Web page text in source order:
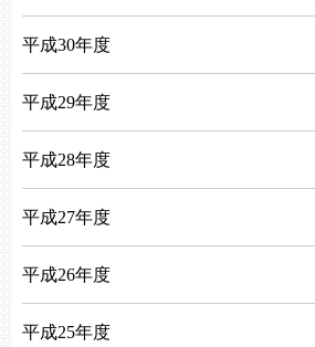
平成30年度
平成29年度
平成28年度
平成27年度
平成26年度
平成25年度